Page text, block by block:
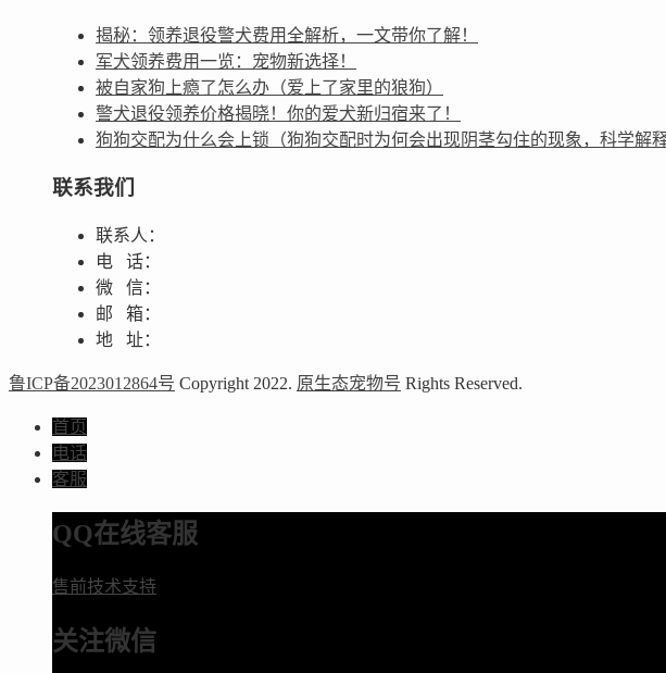
揭秘：领养退役警犬费用全解析，一文带你了解！
军犬领养费用一览：宠物新选择！
被自家狗上瘾了怎么办（爱上了家里的狼狗）
警犬退役领养价格揭晓！你的爱犬新归宿来了！
狗狗交配为什么会上锁（狗狗交配时为何会出现阴茎勾住的现象，科学解释
联系我们
联系人：
电 话：
微 信：
邮 箱：
地 址：
鲁ICP备2023012864号 Copyright 2022. 原生态宠物号 Rights Reserved.
首页
电话
客服
QQ在线客服
售前技术支持
关注微信